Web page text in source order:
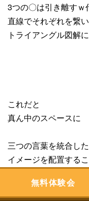
3つの〇は引き離すｗ
直線でそれぞれを繋
トライアングル図解
これだと
真ん中のスペースに
三つの言葉を統合した
イメージを配置する
無料体験会